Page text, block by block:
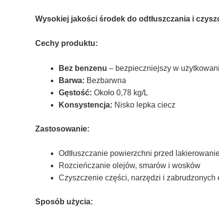
Wysokiej jakości środek do odtłuszczania i
Cechy produktu:
Bez benzenu – bezpieczniejszy w
Barwa: Bezbarwna
Gęstość: Około 0,78 kg/L
Konsystencja: Nisko lepka ciecz
Zastosowanie:
Odtłuszczanie powierzchni przed
Rozcieńczanie olejów, smarów i wosków
Czyszczenie części, narzędzi i zabrudzonych
Sposób użycia: